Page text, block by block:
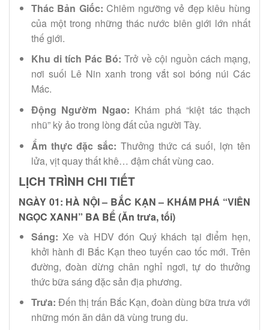
Thác Bản Giốc: Chiêm ngưỡng vẻ đẹp kiêu hùng
của một trong những thác nước biên giới lớn nhất
thế giới.
Khu di tích Pác Bó: Trở về cội nguồn cách mạng,
nơi suối Lê Nin xanh trong vắt soi bóng núi Các
Mác.
Động Ngườm Ngao: Khám phá “kiệt tác thạch
nhũ” kỳ ảo trong lòng đất của người Tày.
Ẩm thực đặc sắc: Thưởng thức cá suối, lợn tên
lửa, vịt quay thất khê… đậm chất vùng cao.
LỊCH TRÌNH CHI TIẾT
NGÀY 01: HÀ NỘI – BẮC KẠN – KHÁM PHÁ “VIÊN
NGỌC XANH” BA BỂ (Ăn trưa, tối)
Sáng: Xe và HDV đón Quý khách tại điểm hẹn,
khởi hành đi Bắc Kạn theo tuyến cao tốc mới. Trên
đường, đoàn dừng chân nghỉ ngơi, tự do thưởng
thức bữa sáng đặc sản địa phương.
Trưa: Đến thị trấn Bắc Kạn, đoàn dùng bữa trưa với
những món ăn dân dã vùng trung du.